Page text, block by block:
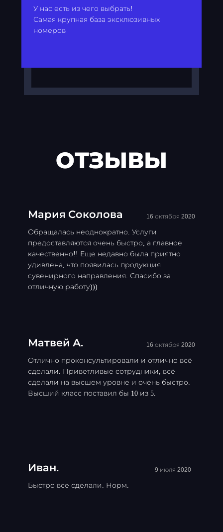
У нас есть из чего выбрать!
Самая крупная база эксклюзивных
номеров
ОТЗЫВЫ
Мария Соколова 16 октября 2020
Обращалась неоднократно. Услуги
предоставляются очень быстро, а главное
качественно!! Еще недавно была приятно
удивлена, что появилась продукция
сувенирного направления. Спасибо за
отличную работу)))
Матвей А. 16 октября 2020
Отлично проконсультировали и отлично всё
сделали. Приветливые сотрудники, всё
сделали на высшем уровне и очень быстро.
Высший класс поставил бы 10 из 5.
Иван. 9 июля 2020
Быстро все сделали. Норм.